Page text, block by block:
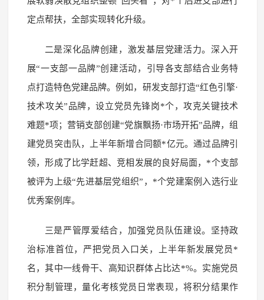
定点帮扶，全部实现转化升级。
二是深化品牌创建，激发基层党建活力。深入开
展“一支部一品牌”创建活动，引导各支部结合业务特
点打造特色党建品牌。例如，研发支部打造“红色引擎·
技术攻关”品牌，设立党员先锋岗*个，攻克关键技术
难题*项；营销支部创建“党旗飘扬·市场开拓”品牌，组
建党员突击队，上半年新增合同额*亿元。通过品牌引
领，形成了比学赶超、竞相发展的良好局面，*个支部
被评为上级“先进基层党组织”，*个党建案例入选行业
优秀案例库。
三是严管厚爱结合，加强党员队伍建设。坚持政
治标准首位，严把党员入口关，上半年新发展党员*
名，其中一线骨干、高知识群体占比达*%。实施党员
积分制管理，量化考核党员日常表现，将积分结果作